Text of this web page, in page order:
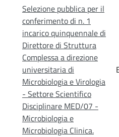
Selezione pubblica per il
conferimento di n. 1
incarico quinquennale di
Direttore di Struttura
Complessa a direzione
universitaria di
Microbiologia e Virologia
- Settore Scientifico
Disciplinare MED/07 -
Microbiologia e
Microbiologia Clinica.